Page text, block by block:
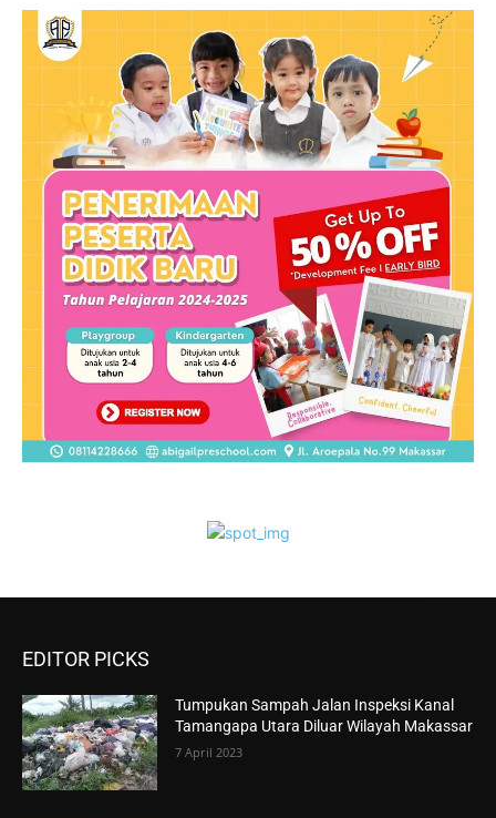
EDITOR PICKS
Tumpukan Sampah Jalan Inspeksi Kanal
Tamangapa Utara Diluar Wilayah Makassar
7 April 2023